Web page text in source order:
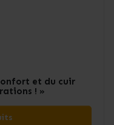
et du cuir
! »